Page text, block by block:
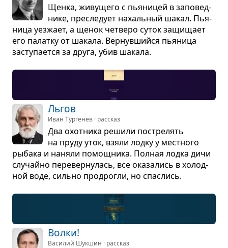
Щенка, живу­щего с пья­ни­цей в запо­вед­
нике, пре­сле­дует нахаль­ный шакал. Пья­
ница уез­жает, а щенок чет­веро суток защи­щает
его палатку от шакала. Вер­нув­шийся пья­ница
засту­па­ется за друга, убив шакала.
Льгов
Иван Тургенев · рассказ
Два охот­ника решили постре­лять
на пруду уток, взяли лодку у мест­ного
рыбака и наняли помощ­ника. Пол­ная лодка дичи
слу­чайно пере­вер­ну­лась, все ока­за­лись в холод­
ной воде, сильно продро­гли, но спа­слись.
Волки!
Василий Шукшин · рассказ